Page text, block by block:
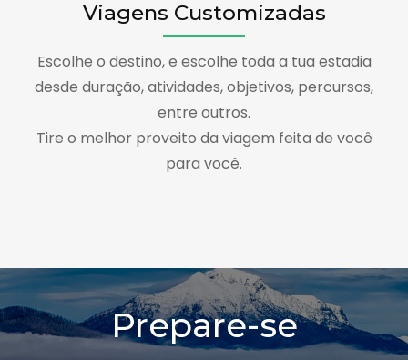
Viagens Customizadas
Escolhe o destino, e escolhe toda a tua estadia
desde duração, atividades, objetivos, percursos,
entre outros.
Tire o melhor proveito da viagem feita de você
para você.
Prepare-se